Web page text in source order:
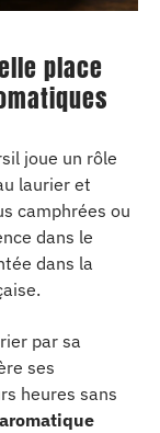
place
joue un rôle
laurier et
camphrées ou
dans le
dans la
par sa
ses
heures sans